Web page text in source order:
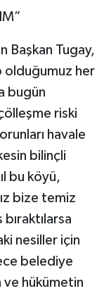
Başkan Tugay,
olduğumuz her
bugün
riski
havale
bilinçli
bu köyü,
bize temiz
nesiller için
belediye
ve hükümetin